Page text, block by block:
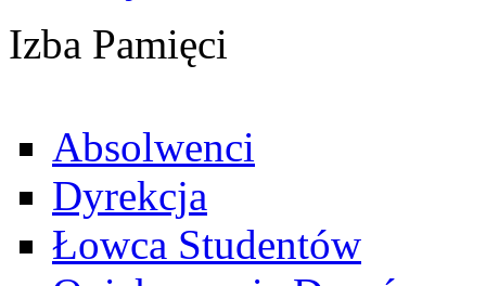
Izba Pamięci
Absolwenci
Dyrekcja
Łowca Studentów